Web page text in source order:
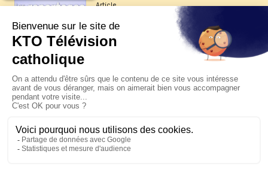
Article
Les reportages d'été 2026 de KTO
La visite pastorale du pape Léon
XIV à Assise à suivre sur KTO le
jeudi 6 août
Le pape en Uruguay, Argentine et
Pérou du 6 au 17 novembre 2026